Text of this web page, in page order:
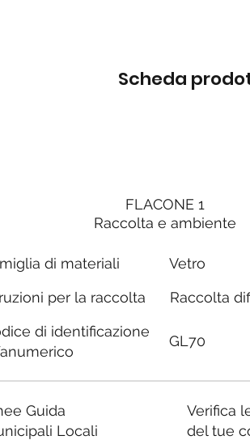
Scheda
FLACONE 1
Raccolta e ambiente
di materiali
per la raccolta
di identificazione
Guida
Locali
Vetro
Raccolta
GL70
Verifica
del tue